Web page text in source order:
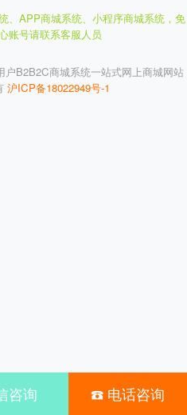
咨询 电话咨询
、APP商城系统、小程序商城系统， 免
账号请联系客服人员
B2B2C商城系统一站式网上商城网站
沪ICP备18022949号-1